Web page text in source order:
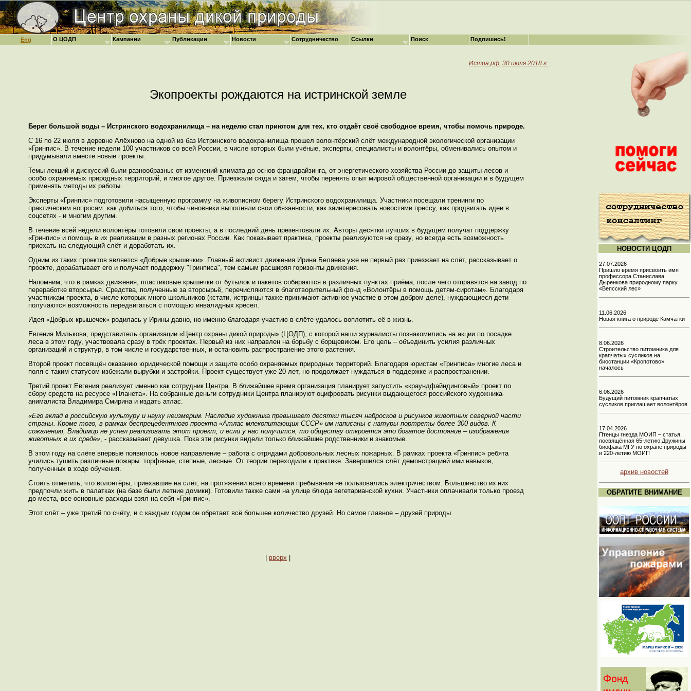
Eng
Истра.рф, 30 июля 2018 г.
Экопроекты рождаются на истринской земле
Берег большой воды – Истринского водохранилища – на неделю стал приютом для тех, кто отдаёт своё свободное время, чтобы помочь природе.
С 16 по 22 июля в деревне Алёхново на одной из баз Истринского водохранилища прошел волонтёрский слёт международной экологической организации
«Гринпис». В течение недели 100 участников со всей России, в числе которых были учёные, эксперты, специалисты и волонтёры, обменивались опытом и
придумывали вместе новые проекты.
Темы лекций и дискуссий были разнообразны: от изменений климата до основ франдрайзинга, от энергетического хозяйства России до защиты лесов и
особо охраняемых природных территорий, и многое другое. Приезжали сюда и затем, чтобы перенять опыт мировой общественной организации и в будущем
применять методы их работы.
Эксперты «Гринпис» подготовили насыщенную программу на живописном берегу Истринского водохранилища. Участники посещали тренинги по
практическим вопросам: как добиться того, чтобы чиновники выполняли свои обязанности, как заинтересовать новостями прессу, как продвигать идеи в
соцсетях - и многим другим.
В течение всей недели волонтёры готовили свои проекты, а в последний день презентовали их. Авторы десятки лучших в будущем получат поддержку
«Гринпис» и помощь в их реализации в разных регионах России. Как показывает практика, проекты реализуются не сразу, но всегда есть возможность
приехать на следующий слёт и доработать их.
Одним из таких проектов является «Добрые крышечки». Главный активист движения Ирина Беляева уже не первый раз приезжает на слёт, рассказывает о
проекте, дорабатывает его и получает поддержку "Гринписа", тем самым расширяя горизонты движения.
Напомним, что в рамках движения, пластиковые крышечки от бутылок и пакетов собираются в различных пунктах приёма, после чего отправятся на завод по
переработке вторсырья. Средства, полученные за вторсырьё, перечисляются в благотворительный фонд «Волонтёры в помощь детям-сиротам». Благодаря
участникам проекта, в числе которых много школьников (кстати, истринцы также принимают активное участие в этом добром деле), нуждающиеся дети
получаются возможность передвигаться с помощью инвалидных кресел.
Идея «Добрых крышечек» родилась у Ирины давно, но именно благодаря участию в слёте удалось воплотить её в жизнь.
Евгения Милькова, представитель организации «Центр охраны дикой природы» (ЦОДП), с которой наши журналисты познакомились на акции по посадке
леса в этом году, участвовала сразу в трёх проектах. Первый из них направлен на борьбу с борщевиком. Его цель – объединить усилия различных
организаций и структур, в том числе и государственных, и остановить распространение этого растения.
Второй проект посвящён оказанию юридической помощи и защите особо охраняемых природных территорий. Благодаря юристам «Гринписа» многие леса и
поля с таким статусом избежали вырубки и застройки. Проект существует уже 20 лет, но продолжает нуждаться в поддержке и распространении.
Третий проект Евгения реализует именно как сотрудник Центра. В ближайшее время организация планирует запустить «краундфайндинговый» проект по
сбору средств на ресурсе «Планета». На собранные деньги сотрудники Центра планируют оцифровать рисунки выдающегося российского художника-
анималиста Владимира Смирина и издать атлас.
«Его вклад в российскую культуру и науку неизмерим. Наследие художника превышает десятки тысяч набросков и рисунков животных северной части
страны. Кроме того, в рамках беспрецедентного проекта «Атлас млекопитающих СССР» им написаны с натуры портреты более 300 видов. К
сожалению, Владимир не успел реализовать этот проект, и если у нас получится, то обществу откроется это богатое достояние – изображения
животных в их среде», - рассказывает девушка. Пока эти рисунки видели только ближайшие родственники и знакомые.
В этом году на слёте впервые появилось новое направление – работа с отрядами добровольных лесных пожарных. В рамках проекта «Гринпис» ребята
учились тушить различные пожары: торфяные, степные, лесные. От теории переходили к практике. Завершился слёт демонстрацией ими навыков,
полученных в ходе обучения.
Стоить отметить, что волонтёры, приехавшие на слёт, на протяжении всего времени пребывания не пользовались электричеством. Большинство из них
предпочли жить в палатках (на базе были летние домики). Готовили также сами на улице блюда вегетарианской кухни. Участники оплачивали только проезд
до места, все основные расходы взял на себя «Гринпис».
Этот слёт – уже третий по счёту, и с каждым годом он обретает всё большее количество друзей. Но самое главное – друзей природы.
вверх
НОВОСТИ ЦОДП
27.07.2026
Пришло время присвоить имя
профессора Станислава
Дыренкова природному парку
«Вепсский лес»
11.06.2026
Новая книга о природе Камчатки
8.06.2026
Строительство питомника для
крапчатых сусликов на
биостанции «Кропотово»
началось
6.06.2026
Будущий питомник крапчатых
сусликов приглашает волонтёров
17.04.2026
Птенцы гнезда МОИП – статья,
посвящённая 65-летию Дружины
биофака МГУ по охране природы
и 220-летию МОИП
архив новостей
ОБРАТИТЕ ВНИМАНИЕ
О ЦОДП Кампании Публикации Новости Сотрудничество Ссылки Поиск Подпишись!